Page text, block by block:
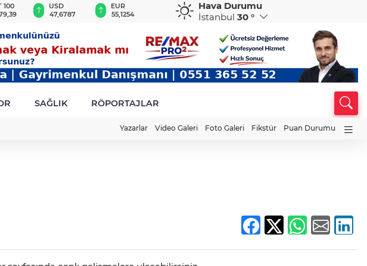
100
USD
47,6787
EUR
55,1254
GBP
64,3468
CHF
59,0083
Hava Durumu
İstanbul 30 °
SAĞLIK RÖPORTAJLAR
Yazarlar Video Galeri Foto Galeri Fikstür Puan Durumu